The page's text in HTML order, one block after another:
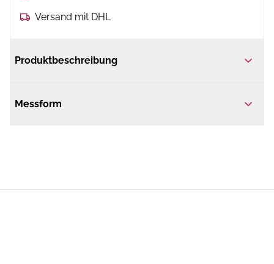
Versand mit DHL
Produktbeschreibung
Messform